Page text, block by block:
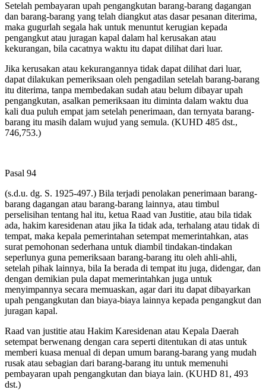
Setelah pembayaran upah pengangkutan barang-barang dagangan
dan barang-barang yang telah diangkut atas dasar pesanan diterima,
maka gugurlah segala hak untuk menuntut kerugian kepada
pengangkut atau juragan kapal dalam hal kerusakan atau
kekurangan, bila cacatnya waktu itu dapat dilihat dari luar.
Jika kerusakan atau kekurangannya tidak dapat dilihat dari luar,
dapat dilakukan pemeriksaan oleh pengadilan setelah barang-barang
itu diterima, tanpa membedakan sudah atau belum dibayar upah
pengangkutan, asalkan pemeriksaan itu diminta dalam waktu dua
kali dua puluh empat jam setelah penerimaan, dan ternyata barang-
barang itu masih dalam wujud yang semula. (KUHD 485 dst.,
746,753.)
Pasal 94
(s.d.u. dg. S. 1925-497.) Bila terjadi penolakan penerimaan barang-
barang dagangan atau barang-barang lainnya, atau timbul
perselisihan tentang hal itu, ketua Raad van Justitie, atau bila tidak
ada, hakim karesidenan atau jika Ia tidak ada, terhalang atau tidak di
tempat, maka kepala pemerintahan setempat memerintahkan, atas
surat pemohonan sederhana untuk diambil tindakan-tindakan
seperlunya guna pemeriksaan barang-barang itu oleh ahli-ahli,
setelah pihak lainnya, bila Ia berada di tempat itu juga, didengar, dan
dengan demikian pula dapat memerintahkan juga untuk
menyimpannya secara memuaskan, agar dari itu dapat dibayarkan
upah pengangkutan dan biaya-biaya lainnya kepada pengangkut dan
juragan kapal.
Raad van justitie atau Hakim Karesidenan atau Kepala Daerah
setempat berwenang dengan cara seperti ditentukan di atas untuk
memberi kuasa menual di depan umum barang-barang yang mudah
rusak atau sebagian dari barang-barang itu untuk memenuhi
pembayaran upah pengangkutan dan biaya lain. (KUHD 81, 493
dst.)